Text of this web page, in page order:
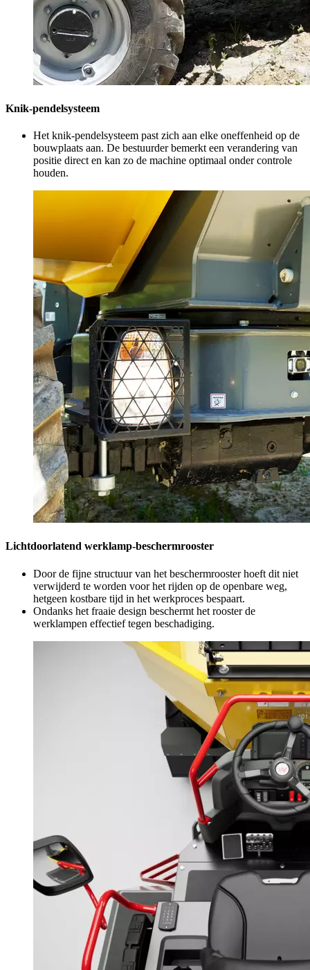
Knik-pendelsysteem
Het knik-pendelsysteem past zich aan elke oneffenheid op de
bouwplaats aan. De bestuurder bemerkt een verandering van
positie direct en kan zo de machine optimaal onder controle
houden.
Lichtdoorlatend werklamp-beschermrooster
Door de fijne structuur van het beschermrooster hoeft dit niet
verwijderd te worden voor het rijden op de openbare weg,
hetgeen kostbare tijd in het werkproces bespaart.
Ondanks het fraaie design beschermt het rooster de
werklampen effectief tegen beschadiging.